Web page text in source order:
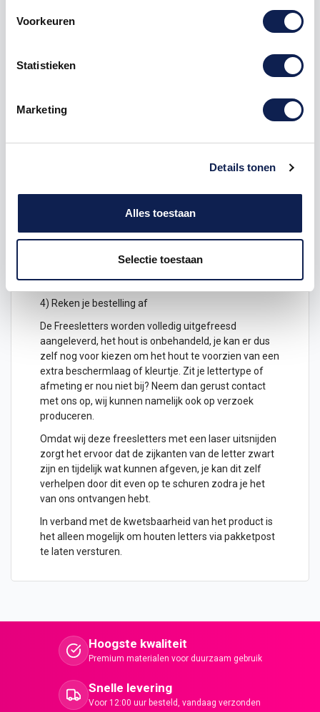
Voorkeuren
Statistieken
Marketing
Details tonen
Alles toestaan
Selectie toestaan
Houten Freesletter B Filisofia MDF Bruin
De freesletter B is te bestellen vanaf een hoogte van
houtsoort, maar is niet geschikt voor buitengebruik.
2) Hoeveel freesletters wil je ontvangen? geef het
aantal letters aan
3) Plaats het in je winkelwagen
4) Reken je bestelling af
De Freesletters worden volledig uitgefreesd
aangeleverd, het hout is onbehandeld, je kan er dus
zelf nog voor kiezen om het hout te voorzien van een
extra beschermlaag of kleurtje. Zit je lettertype of
afmeting er nou niet bij? Neem dan gerust contact
met ons op, wij kunnen namelijk ook op verzoek
produceren.
Omdat wij deze freesletters met een laser uitsnijden
zorgt het ervoor dat de zijkanten van de letter zwart
zijn en tijdelijk wat kunnen afgeven, je kan dit zelf
verhelpen door dit even op te schuren zodra je het
van ons ontvangen hebt.
In verband met de kwetsbaarheid van het product is
het alleen mogelijk om houten letters via pakketpost
te laten versturen.
Hoogste kwaliteit
Premium materialen voor duurzaam gebruik
Snelle levering
Voor 12:00 uur besteld, vandaag verzonden